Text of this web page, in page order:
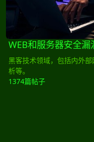
WEB和服务器安全漏
黑客技术领域，包括内外
析等。
1374篇帖子